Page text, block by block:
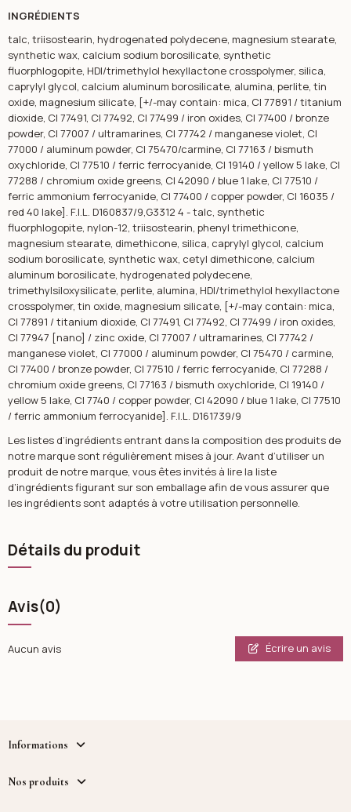
INGRÉDIENTS
talc, triisostearin, hydrogenated polydecene, magnesium stearate,
synthetic wax, calcium sodium borosilicate, synthetic
fluorphlogopite, HDI/trimethylol hexyllactone crosspolymer, silica,
caprylyl glycol, calcium aluminum borosilicate, alumina, perlite, tin
oxide, magnesium silicate, [+/-may contain: mica, CI 77891 / titanium
dioxide, CI 77491, CI 77492, CI 77499 / iron oxides, CI 77400 / bronze
powder, CI 77007 / ultramarines, CI 77742 / manganese violet, CI
77000 / aluminum powder, CI 75470/carmine, CI 77163 / bismuth
oxychloride, CI 77510 / ferric ferrocyanide, CI 19140 / yellow 5 lake, CI
77288 / chromium oxide greens, CI 42090 / blue 1 lake, CI 77510 /
ferric ammonium ferrocyanide, CI 77400 / copper powder, CI 16035 /
red 40 lake]. F.I.L. D160837/9,G3312 4 - talc, synthetic
fluorphlogopite, nylon-12, triisostearin, phenyl trimethicone,
magnesium stearate, dimethicone, silica, caprylyl glycol, calcium
sodium borosilicate, synthetic wax, cetyl dimethicone, calcium
aluminum borosilicate, hydrogenated polydecene,
trimethylsiloxysilicate, perlite, alumina, HDI/trimethylol hexyllactone
crosspolymer, tin oxide, magnesium silicate, [+/-may contain: mica,
CI 77891 / titanium dioxide, CI 77491, CI 77492, CI 77499 / iron oxides,
CI 77947 [nano] / zinc oxide, CI 77007 / ultramarines, CI 77742 /
manganese violet, CI 77000 / aluminum powder, CI 75470 / carmine,
CI 77400 / bronze powder, CI 77510 / ferric ferrocyanide, CI 77288 /
chromium oxide greens, CI 77163 / bismuth oxychloride, CI 19140 /
yellow 5 lake, CI 7740 / copper powder, CI 42090 / blue 1 lake, CI 77510
/ ferric ammonium ferrocyanide]. F.I.L. D161739/9
Les listes d’ingrédients entrant dans la composition des produits de
notre marque sont régulièrement mises à jour. Avant d’utiliser un
produit de notre marque, vous êtes invités à lire la liste
d’ingrédients figurant sur son emballage afin de vous assurer que
les ingrédients sont adaptés à votre utilisation personnelle.
Détails du produit
Avis(0)
Aucun avis Écrire un avis
Informations
Nos produits